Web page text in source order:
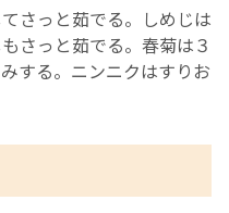
さっと茹でる。しめじは
さっと茹でる。春菊は３
する。ニンニクはすりお